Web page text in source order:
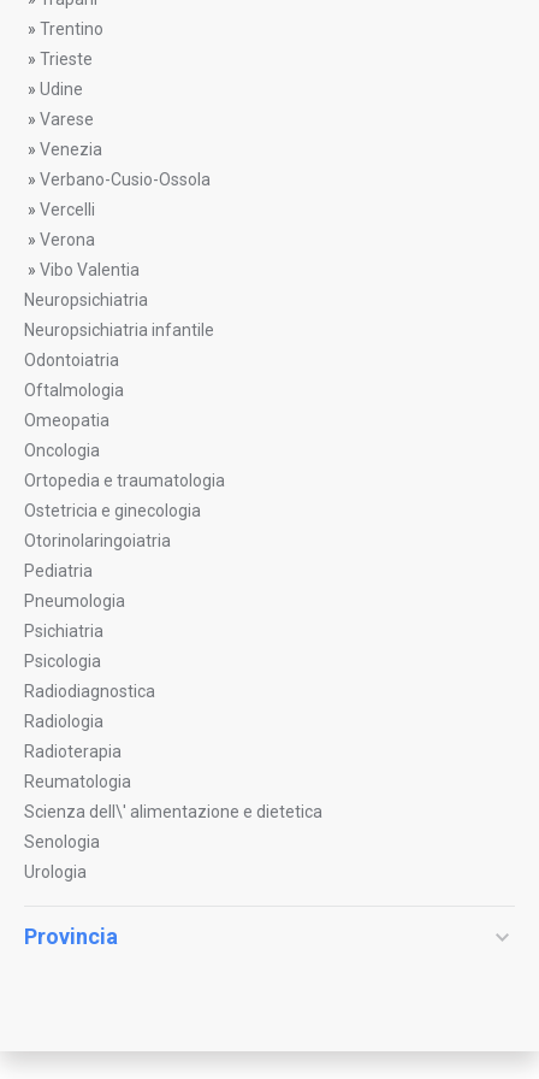
» Trentino
» Trieste
» Udine
» Varese
» Venezia
» Verbano-Cusio-Ossola
» Vercelli
» Verona
» Vibo Valentia
Neuropsichiatria
Neuropsichiatria infantile
Odontoiatria
Oftalmologia
Omeopatia
Oncologia
Ortopedia e traumatologia
Ostetricia e ginecologia
Otorinolaringoiatria
Pediatria
Pneumologia
Psichiatria
Psicologia
Radiodiagnostica
Radiologia
Radioterapia
Reumatologia
Scienza dell\' alimentazione e dietetica
Senologia
Urologia
Provincia